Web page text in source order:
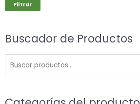
Filtrar
Buscador de Productos